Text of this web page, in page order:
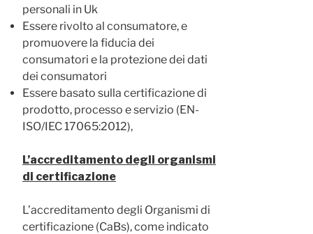
personali in Uk
Essere rivolto al consumatore, e
promuovere la fiducia dei
consumatori e la protezione dei dati
dei consumatori
Essere basato sulla certificazione di
prodotto, processo e servizio (EN-
ISO/IEC 17065:2012),
L’accreditamento degli organismi
di certificazione
L’accreditamento degli Organismi di
certificazione (CaBs), come indicato